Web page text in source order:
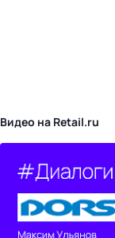
Видео на Retail.ru